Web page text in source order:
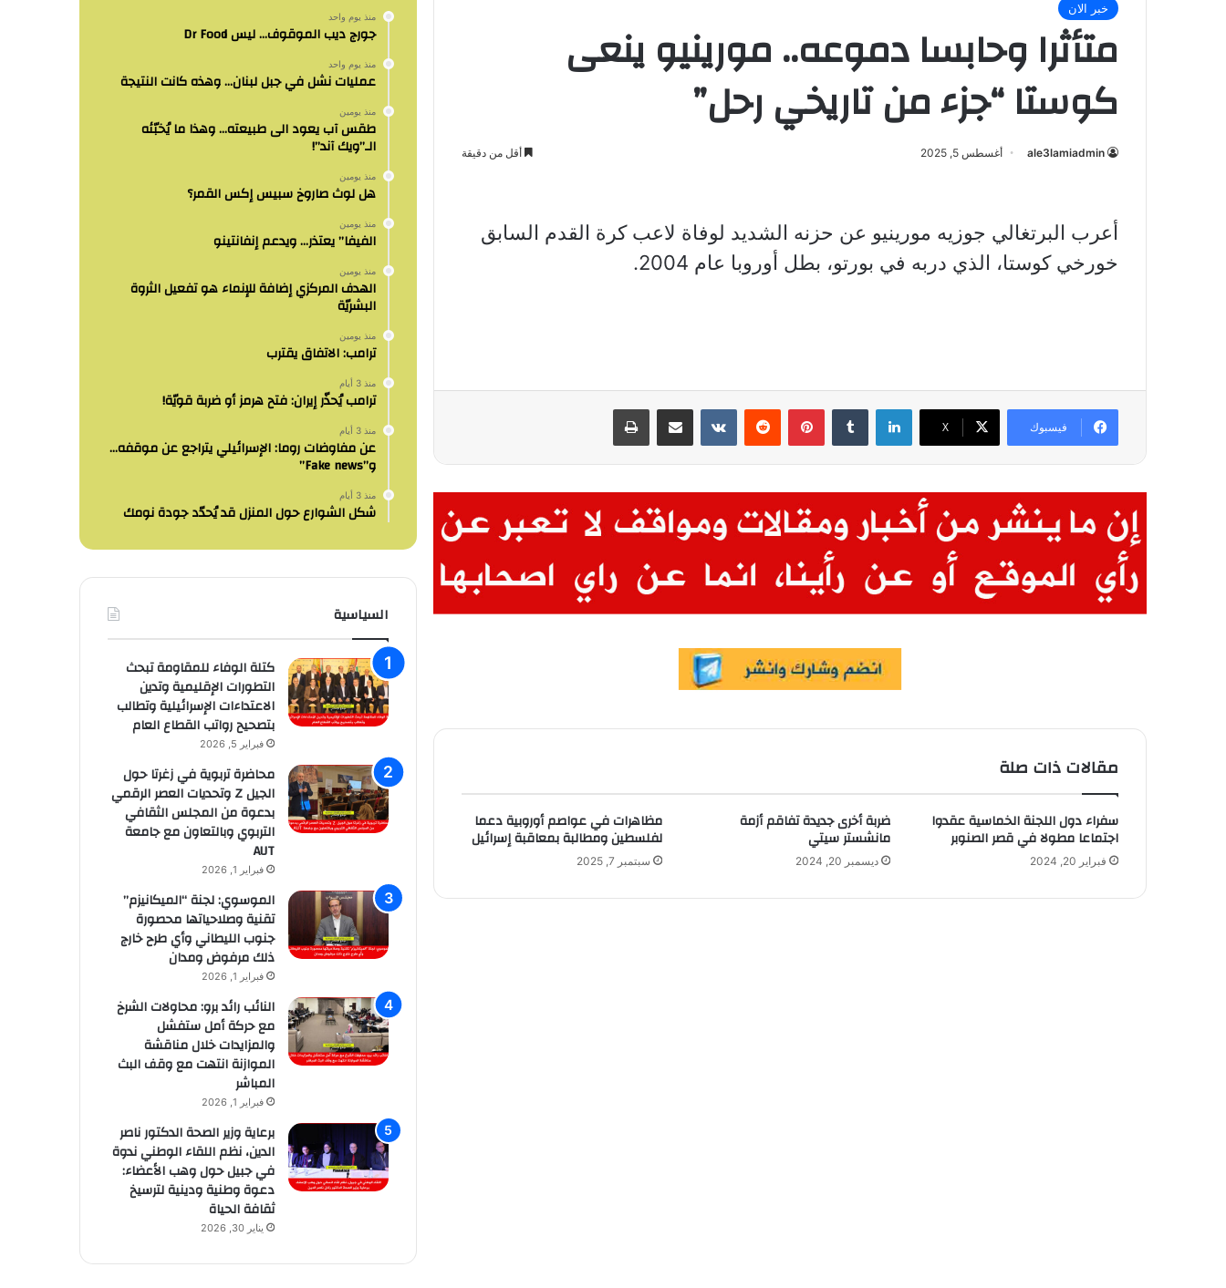
خبر الان
متأثرا وحابسا دموعه.. مورينيو ينعى
كوستا “جزء من تاريخي رحل”
ale3lamiadmin أغسطس 5, 2025 أقل من دقيقة
أعرب البرتغالي جوزيه مورينيو عن حزنه الشديد لوفاة لاعب كرة القدم السابق
خورخي كوستا، الذي دربه في بورتو، بطل أوروبا عام 2004.
فيسبوك X
لينكدإن بينتيريست مشاركة عبر البريد طباعة
مقالات ذات صلة
سفراء دول اللجنة الخماسية عقدوا
اجتماعا مطولا في قصر الصنوبر
فبراير 20, 2024
ضربة أخرى جديدة تفاقم أزمة
مانشستر سيتي
ديسمبر 20, 2024
مظاهرات في عواصم أوروبية دعما
لفلسطين ومطالبة بمعاقبة إسرائيل
سبتمبر 7, 2025
منذ يوم واحد
جورج ديب الموقوف… ليس Dr Food
منذ يوم واحد
عمليات نشل في جبل لبنان… وهذه كانت النتيجة
منذ يومين
طقس آب يعود الى طبيعته… وهذا ما يُخبّئه
الـ”ويك آند”!
منذ يومين
هل لوث صاروخ سبيس إكس القمر؟
منذ يومين
الفيفا” يعتذر… ويدعم إنفانتينو
منذ يومين
الهدف المركزي إضافة للإنماء هو تفعيل الثروة
البشريّة
منذ يومين
ترامب: الاتفاق يقترب
منذ 3 أيام
ترامب يُحذّر إيران: فتح هرمز أو ضربة قويّة!
منذ 3 أيام
عن مفاوضات روما: الإسرائيلي يتراجع عن موقفه…
و”Fake news”
منذ 3 أيام
شكل الشوارع حول المنزل قد يُحدّد جودة نومك
السياسية
كتلة الوفاء للمقاومة تبحث
التطورات الإقليمية وتدين
الاعتداءات الإسرائيلية وتطالب
بتصحيح رواتب القطاع العام
فبراير 5, 2026
محاضرة تربوية في زغرتا حول
الجيل Z وتحديات العصر الرقمي
بدعوة من المجلس الثقافي
التربوي وبالتعاون مع جامعة
AUT
فبراير 1, 2026
الموسوي: لجنة “الميكانيزم”
تقنية وصلاحياتها محصورة
جنوب الليطاني وأي طرح خارج
ذلك مرفوض ومدان
فبراير 1, 2026
النائب رائد برو: محاولات الشرخ
مع حركة أمل ستفشل
والمزايدات خلال مناقشة
الموازنة انتهت مع وقف البث
المباشر
فبراير 1, 2026
برعاية وزير الصحة الدكتور ناصر
الدين، نظم اللقاء الوطني ندوة
في جبيل حول وهب الأعضاء:
دعوة وطنية ودينية لترسيخ
ثقافة الحياة
يناير 30, 2026